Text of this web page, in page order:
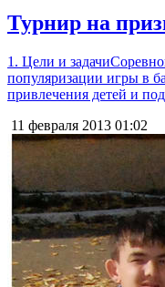
Турнир на
1. Цели и
популяризации игры в
привлечения детей и
11 февраля 2013 01:02